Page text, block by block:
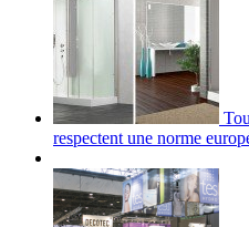
respectent une norme